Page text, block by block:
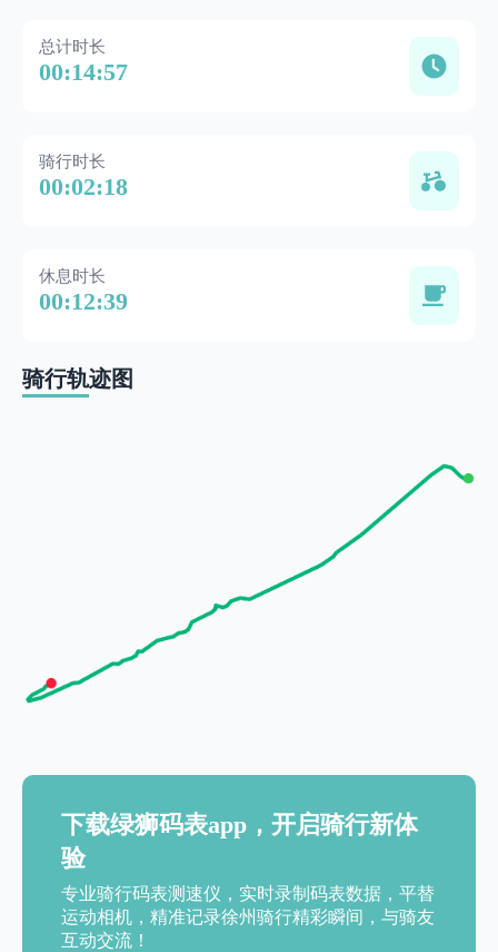
总计时长
00:14:57
骑行时长
00:02:18
休息时长
00:12:39
骑行轨迹图
下载绿狮码表app，开启骑行新体
验
专业骑行码表测速仪，实时录制码表数据，平替
运动相机，精准记录徐州骑行精彩瞬间，与骑友
互动交流！